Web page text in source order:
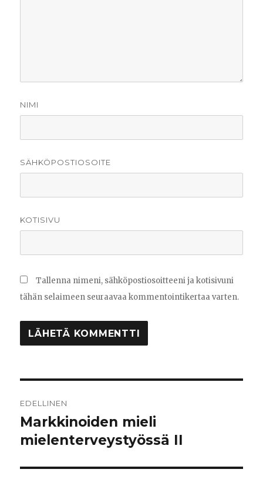
NIMI
SÄHKÖPOSTIOSOITE
KOTISIVU
Tallenna nimeni, sähköpostiosoitteeni ja kotisivuni
tähän selaimeen seuraavaa kommentointikertaa varten.
selaus
EDELLINEN
Edellinen
artikkeli:
Markkinoiden mieli
mielenterveystyössä II